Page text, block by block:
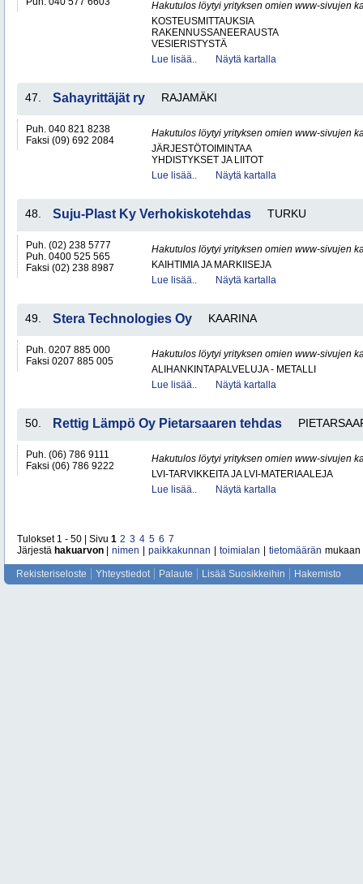
Hakutulos löytyi yrityksen omien www-sivujen
KOSTEUSMITTAUKSIA
RAKENNUSSANEERAUSTA
VESIERISTYSTÄ
Lue lisää..
Näytä kartalla
47. Sahayrittäjät ry RAJAMÄKI
Puh. 040 821 8238
Faksi (09) 692 2084
Hakutulos löytyi yrityksen omien www-sivujen
JÄRJESTÖTOIMINTAA
YHDISTYKSET JA LIITOT
Lue lisää..
Näytä kartalla
48. Suju-Plast Ky Verhokiskotehdas TURKU
Puh. (02) 238 5777
Puh. 0400 525 565
Faksi (02) 238 8987
Hakutulos löytyi yrityksen omien www-sivujen
KAIHTIMIA JA MARKIISEJA
Lue lisää..
Näytä kartalla
49. Stera Technologies Oy KAARINA
Puh. 0207 885 000
Faksi 0207 885 005
Hakutulos löytyi yrityksen omien www-sivujen
ALIHANKINTAPALVELUJA - METALLI
Lue lisää..
Näytä kartalla
50. Rettig Lämpö Oy Pietarsaaren tehdas
Puh. (06) 786 9111
Faksi (06) 786 9222
Hakutulos löytyi yrityksen omien www-sivujen
LVI-TARVIKKEITA JA LVI-MATERIAALEJA
Lue lisää..
Näytä kartalla
Tulokset 1 - 50 | Sivu 1 2 3 4 5 6 7
Järjestä hakuarvon nimen paikkakunnan toimialan tietomäärän mukaan
Rekisteriseloste Yhteystiedot Palaute Lisää Suosikkeihin Hakemisto